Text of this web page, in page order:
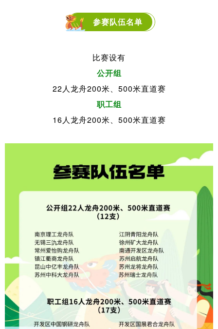
参赛队伍名单
比赛设有
公开组
22人龙舟200米、500米直道赛
职工组
16人龙舟200米、500米直道赛